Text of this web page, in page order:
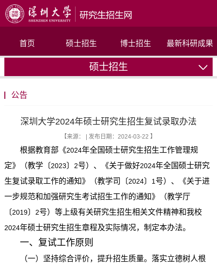
首页 硕士招生 博士招生 最新科研成果
硕士招生
公告
深圳大学2024年硕士研究生招生复试录取办法
【来源： | 发布日期：2024-03-22 】
根据教育部《2024年全国硕士研究生招生工作管理规
定》（教学〔2023〕 2号）、《关于做好2024年全国硕士研究
生复试录取工作的通知》（教学司〔2024〕 1 号）、《关于进
一步规范和加强研究生考试招生工作的通知》（教学厅
〔2019〕 2号）等上级有关研究生招生相关文件精神和我校
2024年硕士研究生招生章程及实际情况，制定本办法。
一、复试工作原则
（一）坚持综合评价，提升招生质量。落实立德树人根